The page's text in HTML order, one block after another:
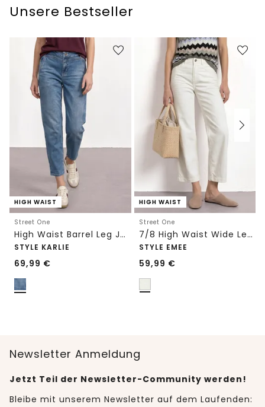
Unsere Bestseller
HIGH WAIST
Street One
High Waist Barrel Leg Jeans im Loose Fit
STYLE KARLIE
69,99 €
HIGH WAIST
Street One
7/8 High Waist Wide Leg Jeans im Loose Fit
STYLE EMEE
59,99 €
Newsletter Anmeldung
Jetzt Teil der Newsletter-Community werden!
Bleibe mit unserem Newsletter auf dem Laufenden: